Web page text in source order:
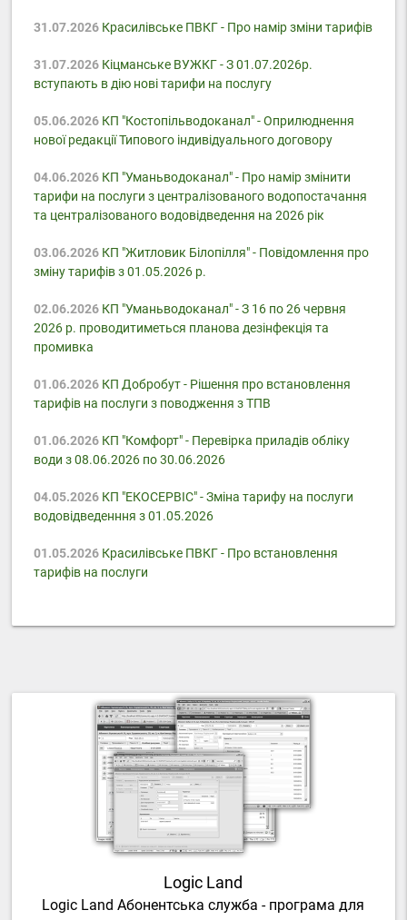
31.07.2026Красилівське ПВКГ - Про намір зміни тарифів
31.07.2026Кіцманське ВУЖКГ - З 01.07.2026р.
вступають в дію нові тарифи на послугу
05.06.2026КП "Костопільводоканал" - Оприлюднення
нової редакції Типового індивідуального договору
04.06.2026КП "Уманьводоканал" - Про намір змінити
тарифи на послуги з централізованого водопостачання
та централізованого водовідведення на 2026 рік
03.06.2026КП "Житловик Білопілля" - Повідомлення про
зміну тарифів з 01.05.2026 р.
02.06.2026КП "Уманьводоканал" - З 16 по 26 червня
2026 р. проводитиметься планова дезінфекція та
промивка
01.06.2026КП Добробут - Pішення про встановлення
тарифів на послуги з поводження з ТПВ
01.06.2026КП "Комфорт" - Перевірка приладів обліку
води з 08.06.2026 по 30.06.2026
04.05.2026КП "ЕКОСЕРВІС" - Зміна тарифу на послуги
водовідведенння з 01.05.2026
01.05.2026Красилівське ПВКГ - Про встановлення
тарифів на послуги
Logic Land
Logic Land Абонентська служба - програма для